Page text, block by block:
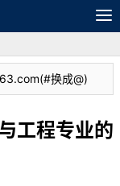
换成@)
工程专业的